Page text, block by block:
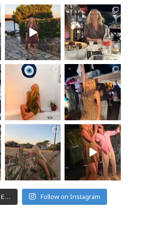
Follow on Instagram